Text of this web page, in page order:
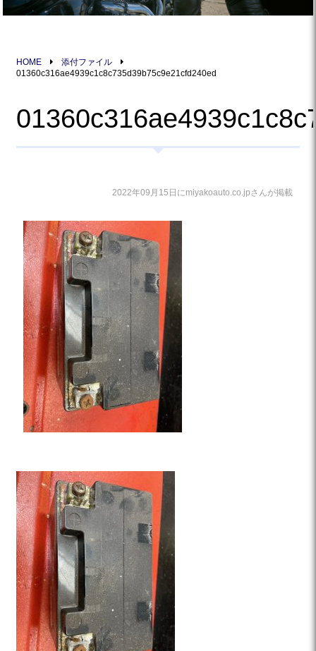
HOME
添付ファイル
01360c316ae4939c1c8c735d39b75c9e21cfd240ed
2022年09月15日にmiyakoauto.co.jpさんが掲載